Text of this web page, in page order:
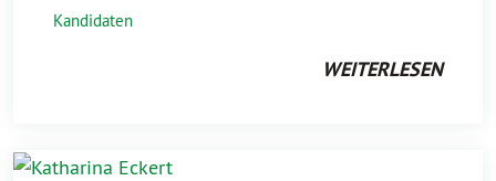
Kandidaten
WEITERLESEN